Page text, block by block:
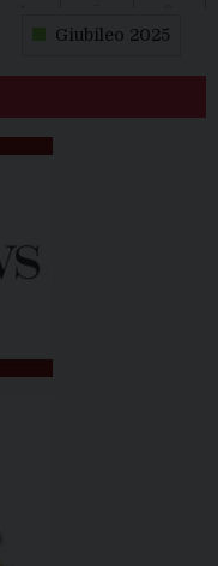
Giubileo 2025